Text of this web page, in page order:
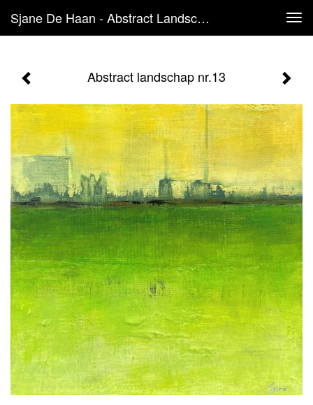
Sjane De Haan - Abstract Landschap Nr.13
Abstract landschap nr.13